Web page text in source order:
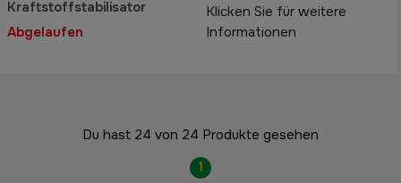
Kraftstoffstabilisator
Abgelaufen
Klicken Sie für weitere
Informationen
Du hast 24 von 24 Produkte gesehen
1